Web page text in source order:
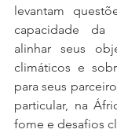
levantam
capacidade da
alinhar seus
climáticos e
para seus
particular, na
fome e desafios